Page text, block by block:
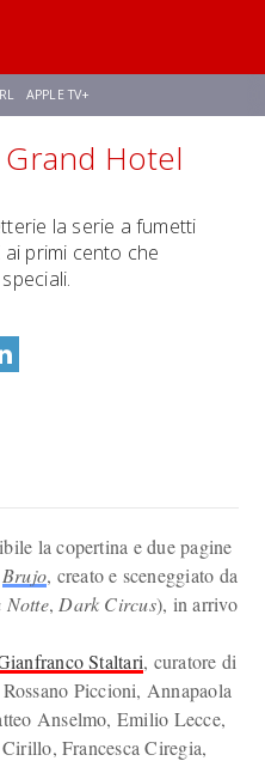
APPLE TV+
TREK AVENGERS: DOOMSDAY
NEW WORLDS
Hotel
la serie a fumetti
primi cento che
la copertina e due pagine
Brujo, creato e sceneggiato da
Notte, Dark Circus), in arrivo
Staltari, curatore di
Piccioni, Annapaola
Anselmo, Emilio Lecce,
Francesca Ciregia,